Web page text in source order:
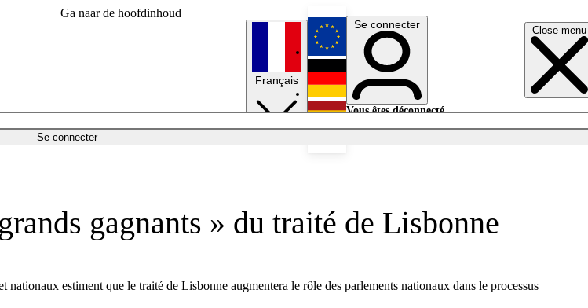
Ga naar de hoofdinhoud
Close menu
Se connecter
Français
English
Deutsch
Se connecter
Vous êtes déconnecté.
gagnants » du traité de Lisbonne
estiment que le traité de Lisbonne augmentera le rôle des parlements nationaux dans le processus